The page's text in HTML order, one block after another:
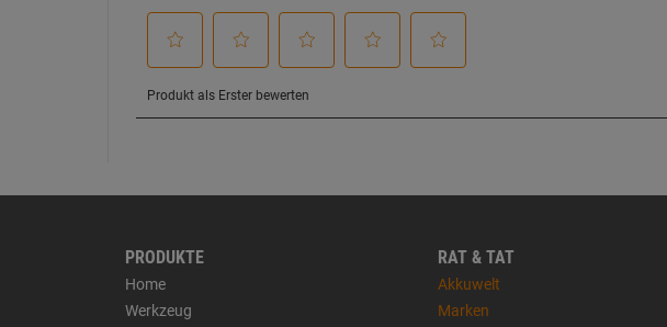
PRODUKTE
Home
Werkzeug
RAT & TAT
Akkuwelt
Marken